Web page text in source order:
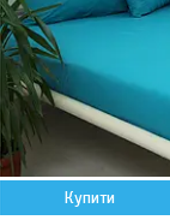
Купити